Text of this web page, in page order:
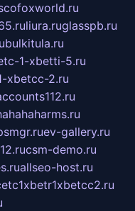
liura.ruglasspb.ru
bulkitula.ru
1-xbetti-5.ru
xbetcc-2.ru
ev-gallery.ru
csm-demo.ru
allseo-host.ru